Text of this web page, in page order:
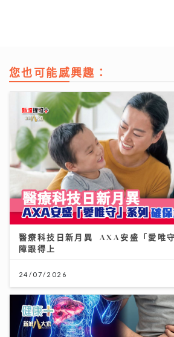
您也可能感興趣：
醫療科技日新月異 AXA安盛「愛唯
障跟得上
24/07/2026